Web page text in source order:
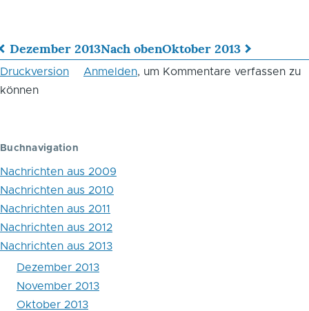
Links
für
Blättern
im
Buch
November
2013
Dezember 2013Nach obenOktober 2013
Druckversion Anmelden, um Kommentare verfassen zu
können
Buchnavigation
Nachrichten aus 2009
Nachrichten aus 2010
Nachrichten aus 2011
Nachrichten aus 2012
Nachrichten aus 2013
Dezember 2013
November 2013
Oktober 2013